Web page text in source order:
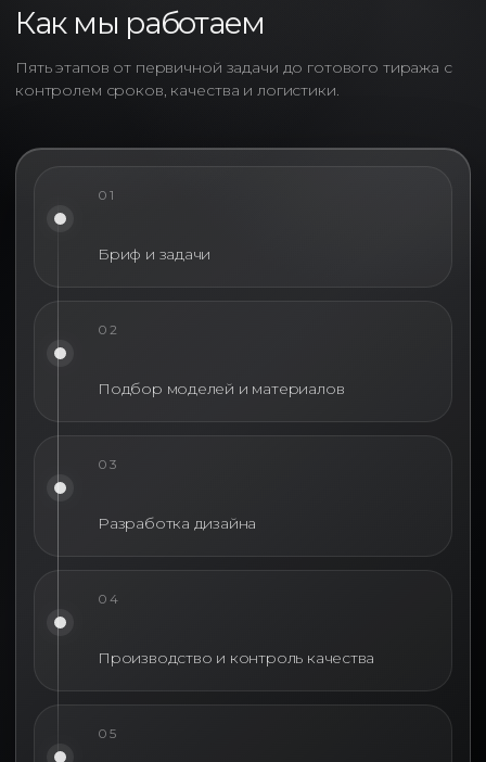
Как мы работаем
Пять этапов от первичной задачи до готового тиража с
контролем сроков, качества и логистики.
01
Бриф и задачи
02
Подбор моделей и материалов
03
Разработка дизайна
04
Производство и контроль качества
05